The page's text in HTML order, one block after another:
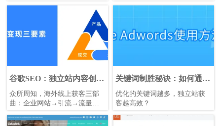
109种语言可供使用。页面响应
式设计，给予访客最佳浏览体
验，逐渐成为企业标配选择。
句话来概括就是：确定更多更
精准的目标人群流量。合适的
谷歌SEO：独立站内容创作
必看技巧！
众所周知，海外线上获客三部
曲：企业网站→引流→流量变
网站内容建设是引流的基础，
关键词制胜秘诀：如何通过
拓展海量关键词高效获客？
优化的关键词越多，独立站获
客越高效？